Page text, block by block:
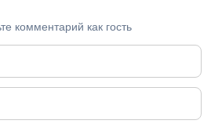
комментарий как гость